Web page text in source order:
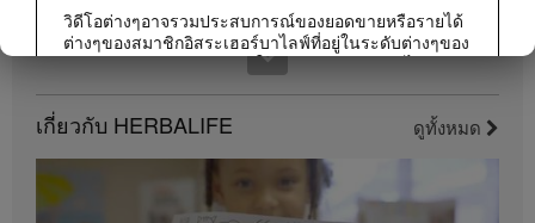
วิดีโอต่างๆอาจรวมประสบการณ์ของยอดขายหรือรายได้
ต่างๆของสมาชิกอิสระเฮอร์บาไลฟ์ที่อยู่ในระดับต่างๆของ
แผนการตลาดและอาศัยอยู่ในประเทศต่างๆ รายได้เหล่า
ประกันว่าคุณจะได้รับรายได้เท่ากัน สำหรับข้อมูลโดย
ธุรกิจอยู่นั้น โปรดดูจากเว็บไซต์ Herbalife.com หรือ
MyHerbalife.com
0:46
คุณประโยชน์ที่หลากหลายของว่านหางจระเข้
เรียนรู้คุณประโยชน์และการจำกัดสารไม่พึงประสงค์
เกี่ยวกับ HERBALIFE ดูทั้งหมด